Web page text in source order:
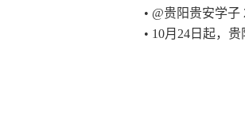
• @贵阳贵安学
• 10月24日起，